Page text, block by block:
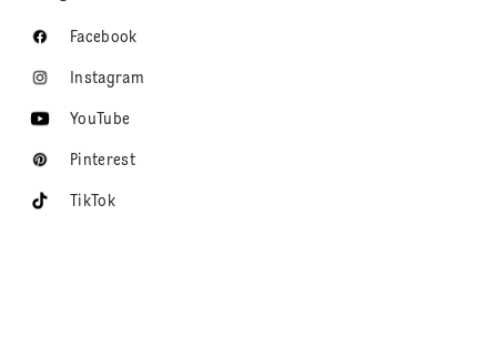
Facebook
Instagram
YouTube
Pinterest
TikTok